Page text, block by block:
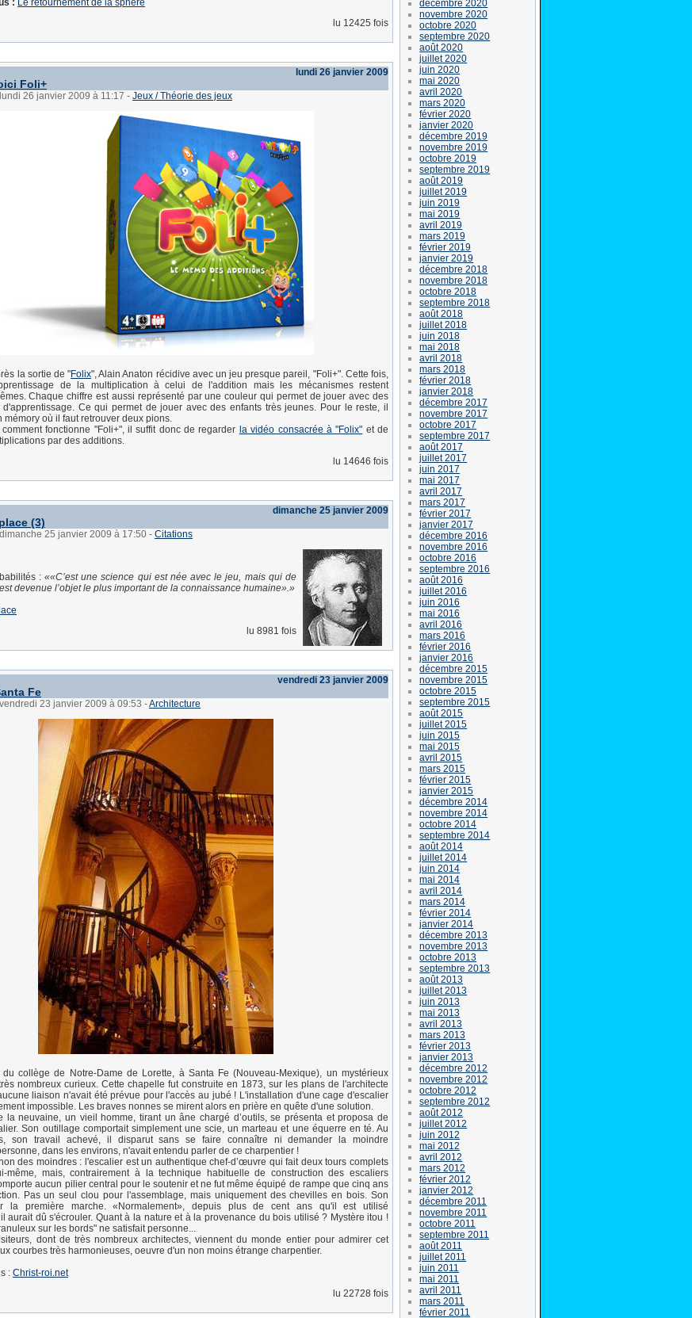
: Le retournement de la sphère
lu 12425 fois
lundi 26 janvier 2009
Foli+
26 janvier 2009 à 11:17 - Jeux / Théorie des jeux
la sortie de "Folix", Alain Anaton récidive avec un jeu presque pareil, "Foli+". Cette fois,
de la multiplication à celui de l'addition mais les mécanismes restent
Chaque chiffre est aussi représenté par une couleur qui permet de jouer avec des
Ce qui permet de jouer avec des enfants très jeunes. Pour le reste, il
mémory où il faut retrouver deux pions.
fonctionne "Foli+", il suffit donc de regarder la vidéo consacrée à "Folix" et de
par des additions.
lu 14646 fois
dimanche 25 janvier 2009
(3)
25 janvier 2009 à 17:50 - Citations
:
«C’est une science qui est née avec le jeu, mais qui de
devenue l’objet le plus important de la connaissance humaine».
lu 8981 fois
vendredi 23 janvier 2009
Fe
23 janvier 2009 à 09:53 -Architecture
collège de Notre-Dame de Lorette, à Santa Fe (Nouveau-Mexique), un mystérieux
nombreux curieux. Cette chapelle fut construite en 1873, sur les plans de l'architecte
liaison n'avait été prévue pour l'accès au jubé ! L'installation d'une cage d'escalier
impossible. Les braves nonnes se mirent alors en prière en quête d'une solution.
la neuvaine, un vieil homme, tirant un âne chargé d’outils, se présenta et proposa de
Son outillage comportait simplement une scie, un marteau et une équerre en té. Au
son travail achevé, il disparut sans se faire connaître ni demander la moindre
dans les environs, n'avait entendu parler de ce charpentier !
des moindres : l'escalier est un authentique chef-d’œuvre qui fait deux tours complets
même, mais, contrairement à la technique habituelle de construction des escaliers
aucun pilier central pour le soutenir et ne fut même équipé de rampe que cinq ans
Pas un seul clou pour l'assemblage, mais uniquement des chevilles en bois. Son
la première marche. «Normalement», depuis plus de cent ans qu'il est utilisé
aurait dû s'écrouler. Quant à la nature et à la provenance du bois utilisé ? Mystère itou !
sur les bords" ne satisfait personne...
dont de très nombreux architectes, viennent du monde entier pour admirer cet
courbes très harmonieuses, oeuvre d'un non moins étrange charpentier.
: Christ-roi.net
lu 22728 fois
décembre 2020
novembre 2020
octobre 2020
septembre 2020
août 2020
juillet 2020
juin 2020
mai 2020
avril 2020
mars 2020
février 2020
janvier 2020
décembre 2019
novembre 2019
octobre 2019
septembre 2019
août 2019
juillet 2019
juin 2019
mai 2019
avril 2019
mars 2019
février 2019
janvier 2019
décembre 2018
novembre 2018
octobre 2018
septembre 2018
août 2018
juillet 2018
juin 2018
mai 2018
avril 2018
mars 2018
février 2018
janvier 2018
décembre 2017
novembre 2017
octobre 2017
septembre 2017
août 2017
juillet 2017
juin 2017
mai 2017
avril 2017
mars 2017
février 2017
janvier 2017
décembre 2016
novembre 2016
octobre 2016
septembre 2016
août 2016
juillet 2016
juin 2016
mai 2016
avril 2016
mars 2016
février 2016
janvier 2016
décembre 2015
novembre 2015
octobre 2015
septembre 2015
août 2015
juillet 2015
juin 2015
mai 2015
avril 2015
mars 2015
février 2015
janvier 2015
décembre 2014
novembre 2014
octobre 2014
septembre 2014
août 2014
juillet 2014
juin 2014
mai 2014
avril 2014
mars 2014
février 2014
janvier 2014
décembre 2013
novembre 2013
octobre 2013
septembre 2013
août 2013
juillet 2013
juin 2013
mai 2013
avril 2013
mars 2013
février 2013
janvier 2013
décembre 2012
novembre 2012
octobre 2012
septembre 2012
août 2012
juillet 2012
juin 2012
mai 2012
avril 2012
mars 2012
février 2012
janvier 2012
décembre 2011
novembre 2011
octobre 2011
septembre 2011
août 2011
juillet 2011
juin 2011
mai 2011
avril 2011
mars 2011
février 2011